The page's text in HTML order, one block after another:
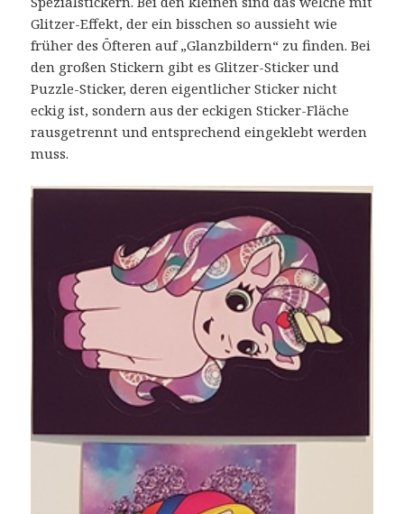
Glitzer-Effekt, der ein bisschen so aussieht wie
früher des Öfteren auf „Glanzbildern“ zu finden. Bei
den großen Stickern gibt es Glitzer-Sticker und
Puzzle-Sticker, deren eigentlicher Sticker nicht
eckig ist, sondern aus der eckigen Sticker-Fläche
rausgetrennt und entsprechend eingeklebt werden
muss.